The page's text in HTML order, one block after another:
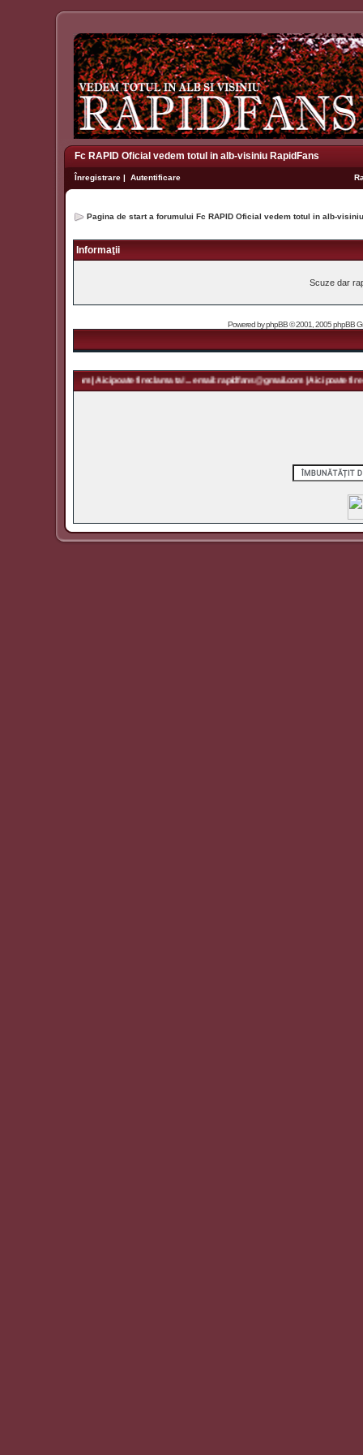
Fc RAPID Oficial vedem totul in alb-visiniu RapidFans
Înregistrare | Autentificare
Pagina de start a forumului Fc RAPID Oficial vedem totul in alb-
Informaţii
Scuze dar
Powered byphpBB© 2001, 2005 phpBB
| Aici poate fi reclama ta! ... email: rapidfans@gmail.com | Aici poate fi